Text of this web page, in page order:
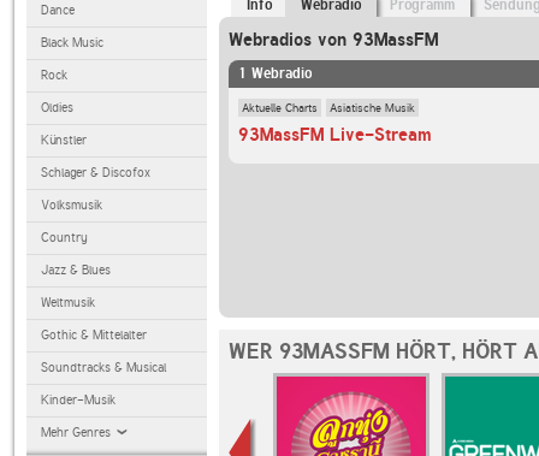
Dance
Black Music
Rock
Oldies
Künstler
Schlager & Discofox
Volksmusik
Country
Jazz & Blues
Weltmusik
Gothic & Mittelalter
Soundtracks & Musical
Kinder-Musik
Mehr Genres
Info Webradio Programm
Webradios von 93MassFM
1 Webradio
Aktuelle Charts Asiatische Musik
93MassFM Live-Stream
WER 93MASSFM HÖRT, HÖRT